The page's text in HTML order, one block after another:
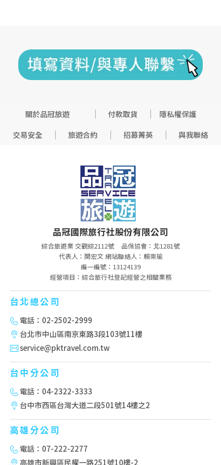
關於品冠旅遊 付款取貨
隱私權保護
交易安全
旅遊合約 招募菁英 與我聯絡
品冠國際旅行社股份有限公司
綜合旅遊業 交觀綜2112號
品保協會：北1281號
代表人：関宏文 網站聯絡人：賴崇瑜
編一編號：13124139
經營項目：綜合旅行社登記經營之相關業務
台北總公司
電話：02-2502-2999
台北市中山區南京東路3段103號11樓
service@pktravel.com.tw
台中分公司
電話：04-2322-3333
台中市西區台灣大道二段501號14樓之2
高雄分公司
電話：07-222-2277
高雄市新興區民權一路251號10樓-2